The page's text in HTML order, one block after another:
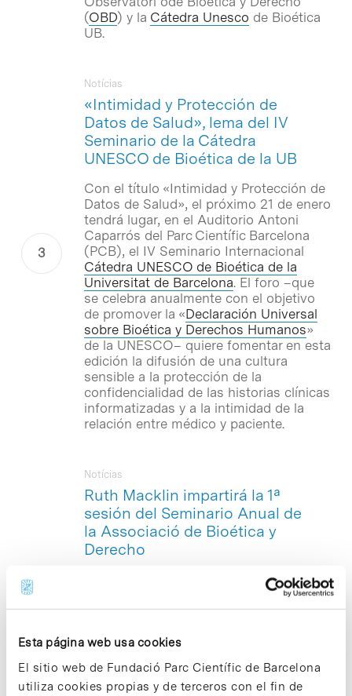
Esta página web usa cookies
El sitio web de Fundació Parc Científic de Barcelona
utiliza cookies propias y de terceros con el fin de
(OBD) y la Cátedra Unesco de Bioética
UB.
«Intimidad y Protección de
Datos de Salud», lema del IV
Seminario de la Cátedra
UNESCO de Bioética de la UB
Notícias
Con el título «Intimidad y Protección de
Datos de Salud», el próximo 21 de enero
tendrá lugar, en el Auditorio Antoni
Caparrós del Parc Científic Barcelona
(PCB), el IV Seminario Internacional
Cátedra UNESCO de Bioética de la
Universitat de Barcelona. El foro –que
se celebra anualmente con el objetivo
de promover la «Declaración Universal
sobre Bioética y Derechos Humanos»
de la UNESCO– quiere fomentar en esta
edición la difusión de una cultura
sensible a la protección de la
confidencialidad de las historias clínicas
informatizadas y a la intimidad de la
relación entre médico y paciente.
Ruth Macklin impartirá la 1ª
sesión del Seminario Anual de
la Associació de Bioética y
Derecho
Notícias
El próximo lunes 26 de octubre, a las 19
horas, tendrá lugar en la sede de la
Cátedra UNESCO de Bioética UB -
(C/ Baldiri Reixac 4, Torre D, 4ª planta)-
2009-10 del Seminario Anual de la
Asociación de Bioética y Derecho de la